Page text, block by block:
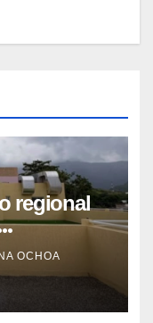
regional
OCHOA